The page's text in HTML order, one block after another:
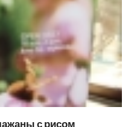
с рисом